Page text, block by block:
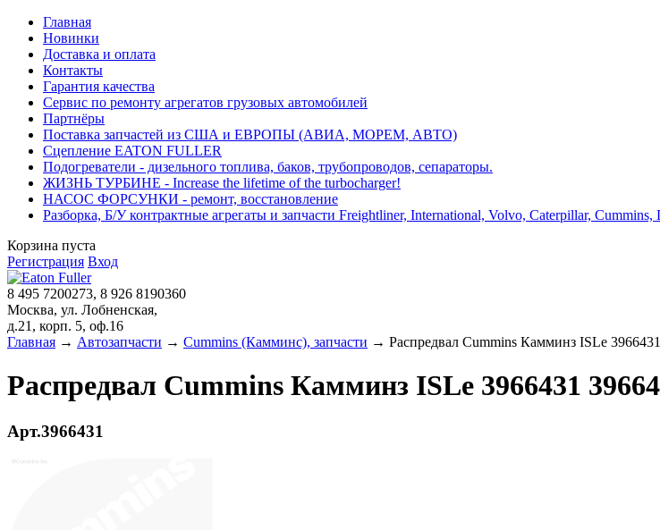
Главная
Новинки
Доставка и оплата
Контакты
Гарантия качества
Сервис по ремонту агрегатов грузовых автомобилей
Партнёры
Поставка запчастей из США и ЕВРОПЫ (АВИА, МОРЕМ, АВТО)
Сцепление EATON FULLER
Подогреватели - дизельного топлива, баков, трубопроводов, сепараторы.
ЖИЗНЬ ТУРБИНЕ - Increase the lifetime of the turbocharger!
НАСОС ФОРСУНКИ - ремонт, восстановление
Разборка, Б/У контрактные агрегаты и запчасти Freightliner, International, Volvo, Caterpillar, Cummins,
Корзина пуста
Регистрация Вход
8 495 7200273, 8 926 8190360
Москва, ул. Лобненская,
д.21, корп. 5, оф.16
Главная → Автозапчасти → Cummins (Камминс), запчасти → Распредвал Cummins Камминз ISLe
Распредвал Cummins Камминз ISLe 3966431
Арт.3966431